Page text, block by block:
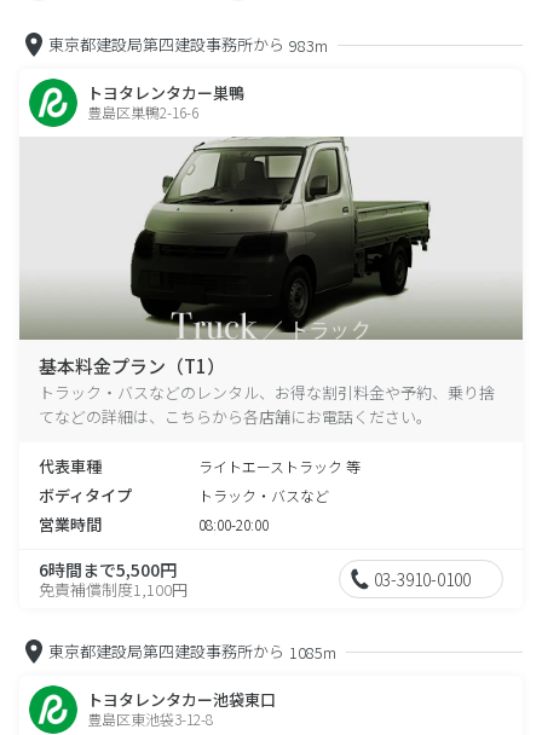
東京都建設局第四建設事務所から 983m
トヨタレンタカー巣鴨
豊島区巣鴨2-16-6
基本料金プラン（T1）
トラック・バスなどのレンタル、お得な割引料金や予約、乗り捨
てなどの詳細は、こちらから各店舗にお電話ください。
代表車種 ライトエーストラック 等
ボディタイプ トラック・バスなど
営業時間 08:00-20:00
6時間まで5,500円
免責補償制度1,100円 03-3910-0100
東京都建設局第四建設事務所から 1085m
トヨタレンタカー池袋東口
豊島区東池袋3-12-8